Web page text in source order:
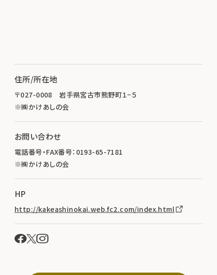
住所/所在地
〒027-0008 岩手県宮古市熊野町１−５
※㈱かけあしの会
お問い合わせ
電話番号・FAX番号：0193-65-7181
※㈱かけあしの会
HP
http://kakeashinokai.web.fc2.com/index.html